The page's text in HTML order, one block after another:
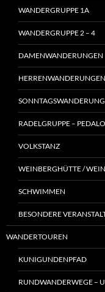
WANDERGRUPPE 1A
WANDERGRUPPE 2 – 4
DAMENWANDERUNGEN
HERRENWANDERUNGEN
RADELGRUPPE – PEDALO
VOLKSTANZ
WEINBERGHÜTTE /
SCHWIMMEN
BESONDERE
WANDERTOUREN
KUNIGUNDENPFAD
RUNDWANDERWEGE –